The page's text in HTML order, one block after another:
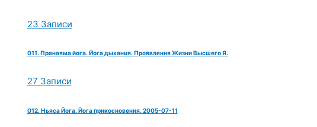
23 Записи
011. Пранаяма йога. Йога дыхания. Проявления Жизни Высшего Я.
27 Записи
012. Ньяса Йога. Йога прикосновения. 2005-07-11